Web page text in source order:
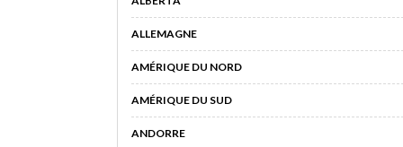
ALLEMAGNE
AMÉRIQUE DU NORD
AMÉRIQUE DU SUD
ANDORRE